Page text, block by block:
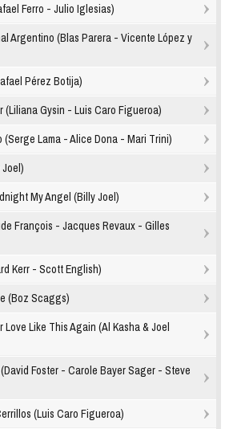
Ferro - Julio Iglesias)
Argentino (Blas Parera - Vicente López y
Pérez Botija)
(Liliana Gysin - Luis Caro Figueroa)
(Serge Lama - Alice Dona - Mari Trini)
My Angel (Billy Joel)
François - Jacques Revaux - Gilles
Kerr - Scott English)
(Boz Scaggs)
Love Like This Again (Al Kasha & Joel
Foster - Carole Bayer Sager - Steve
(Luis Caro Figueroa)